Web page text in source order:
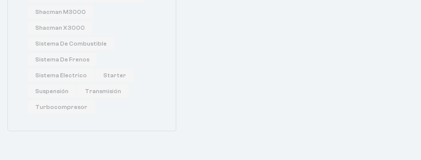
Shacman M3000
Shacman X3000
Sistema De Combustible
Sistema De Frenos
Sistema Electrico Starter
Suspensión Transmisión
Turbocompresor